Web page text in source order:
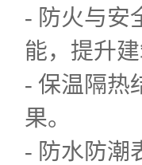
- 防火与安
能，提升
- 保温隔热
果。
- 防水防潮